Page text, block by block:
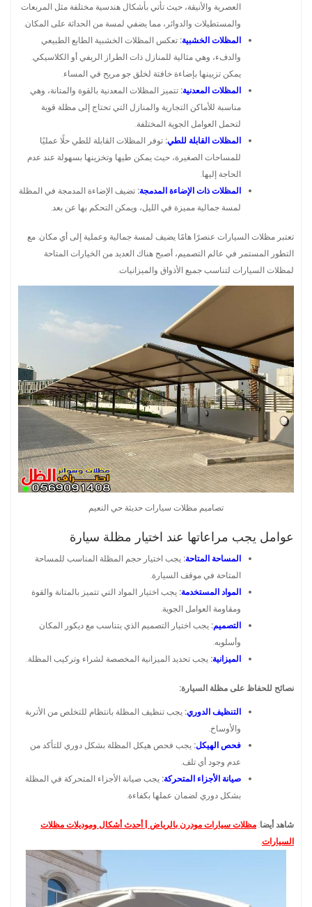
العصرية والأنيقة، حيث تأتي بأشكال هندسية مختلفة مثل المربعات
والمستطيلات والدوائر، مما يضفي لمسة من الحداثة على المكان.
المظلات الخشبية: تعكس المظلات الخشبية الطابع الطبيعي
والدفء، وهي مثالية للمنازل ذات الطراز الريفي أو الكلاسيكي.
يمكن تزيينها بإضاءة خافتة لخلق جو مريح في المساء.
المظلات المعدنية: تتميز المظلات المعدنية بالقوة والمتانة، وهي
مناسبة للأماكن التجارية والمنازل التي تحتاج إلى مظلة قوية
لتحمل العوامل الجوية المختلفة.
المظلات القابلة للطي: توفر المظلات القابلة للطي حلًا عمليًا
للمساحات الصغيرة، حيث يمكن طيها وتخزينها بسهولة عند عدم
الحاجة إليها.
المظلات ذات الإضاءة المدمجة: تضيف الإضاءة المدمجة في المظلة
لمسة جمالية مميزة في الليل، ويمكن التحكم بها عن بعد.
تعتبر مظلات السيارات عنصرًا هامًا يضيف لمسة جمالية وعملية إلى أي مكان. مع
التطور المستمر في عالم التصميم، أصبح هناك العديد من الخيارات المتاحة
لمظلات السيارات لتناسب جميع الأذواق والميزانيات.
تصاميم مظلات سيارات حديثة حي النعيم
عوامل يجب مراعاتها عند اختيار مظلة سيارة
المساحة المتاحة: يجب اختيار حجم المظلة المناسب للمساحة
المتاحة في موقف السيارة.
المواد المستخدمة: يجب اختيار المواد التي تتميز بالمتانة والقوة
ومقاومة العوامل الجوية.
التصميم: يجب اختيار التصميم الذي يتناسب مع ديكور المكان
وأسلوبه.
الميزانية: يجب تحديد الميزانية المخصصة لشراء وتركيب المظلة.
نصائح للحفاظ على مظلة السيارة:
التنظيف الدوري: يجب تنظيف المظلة بانتظام للتخلص من الأتربة
والأوساخ.
فحص الهيكل: يجب فحص هيكل المظلة بشكل دوري للتأكد من
عدم وجود أي تلف.
صيانة الأجزاء المتحركة: يجب صيانة الأجزاء المتحركة في المظلة
بشكل دوري لضمان عملها بكفاءة.
شاهد أيضا:مظلات سيارات مودرن بالرياض | أحدث أشكال وموديلات مظلات
السيارات.